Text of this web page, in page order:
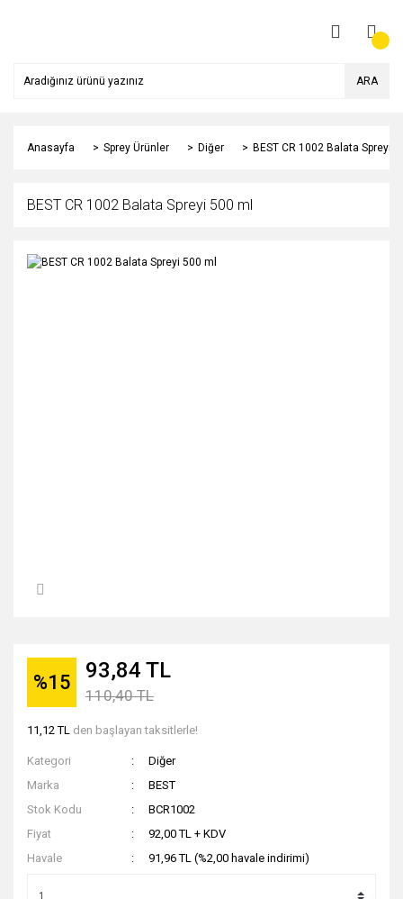
ARA
Anasayfa Sprey Ürünler Diğer BEST CR 1002 Balata Spreyi
BEST CR 1002 Balata Spreyi 500 ml
%15 93,84 TL
110,40 TL
11,12 TL den başlayan taksitlerle!
Kategori
Diğer
Marka
BEST
Stok Kodu
BCR1002
Fiyat
92,00 TL + KDV
Havale
91,96 TL (%2,00 havale indirimi)